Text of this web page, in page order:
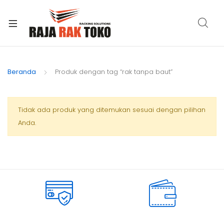
Beranda Produk dengan tag “rak tanpa baut”
Tidak ada produk yang ditemukan sesuai dengan pilihan
Anda.